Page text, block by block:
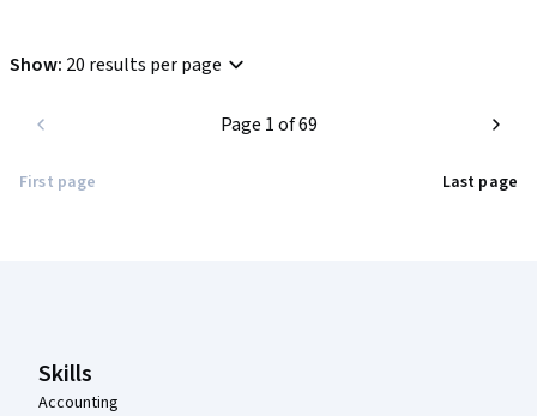
Show: 20 results per page
First page
Page 1 of 69
Last page
Skills
Accounting